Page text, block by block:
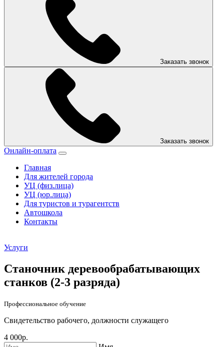
Заказать звонок
Заказать звонок
Онлайн-оплата
Главная
Для жителей города
УЦ (физ.лица)
УЦ (юр.лица)
Для туристов и турагентств
Автошкола
Контакты
Услуги
Станочник деревообрабатывающих
станков (2-3 разряда)
Профессиональное обучение
Свидетельство рабочего, должности служащего
4 000р.